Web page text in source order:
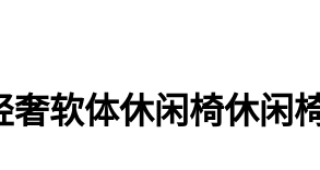
奢软体休闲椅休闲